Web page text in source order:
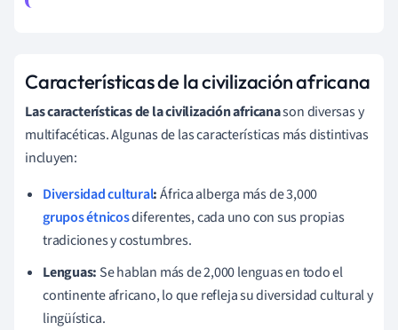
Características de la civilización africana
Las características de la civilización africanason diversas y
multifacéticas. Algunas de las características más distintivas
incluyen:
Diversidad cultural:África alberga más de 3,000
grupos étnicosdiferentes, cada uno con sus propias
tradiciones y costumbres.
Lenguas: Se hablan más de 2,000 lenguas en todo el
continente africano, lo que refleja su diversidad cultural y
lingüística.